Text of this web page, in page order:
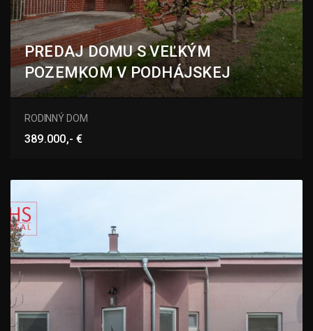
PREDAJ DOMU S VEĽKÝM
POZEMKOM V PODHÁJSKEJ
Podhájska
RODINNÝ DOM
389.000,- €